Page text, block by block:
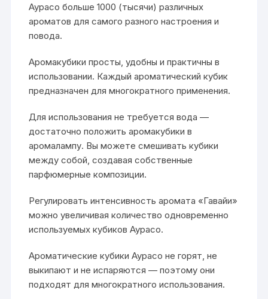
Аурасо больше 1000 (тысячи) различных
ароматов для самого разного настроения и
повода.
Аромакубики просты, удобны и практичны в
использовании. Каждый ароматический кубик
предназначен для многократного применения.
Для использования не требуется вода —
достаточно положить аромакубики в
аромалампу. Вы можете смешивать кубики
между собой, создавая собственные
парфюмерные композиции.
Регулировать интенсивность аромата «Гавайи»
можно увеличивая количество одновременно
используемых кубиков Аурасо.
Ароматические кубики Аурасо не горят, не
выкипают и не испаряются — поэтому они
подходят для многократного использования.